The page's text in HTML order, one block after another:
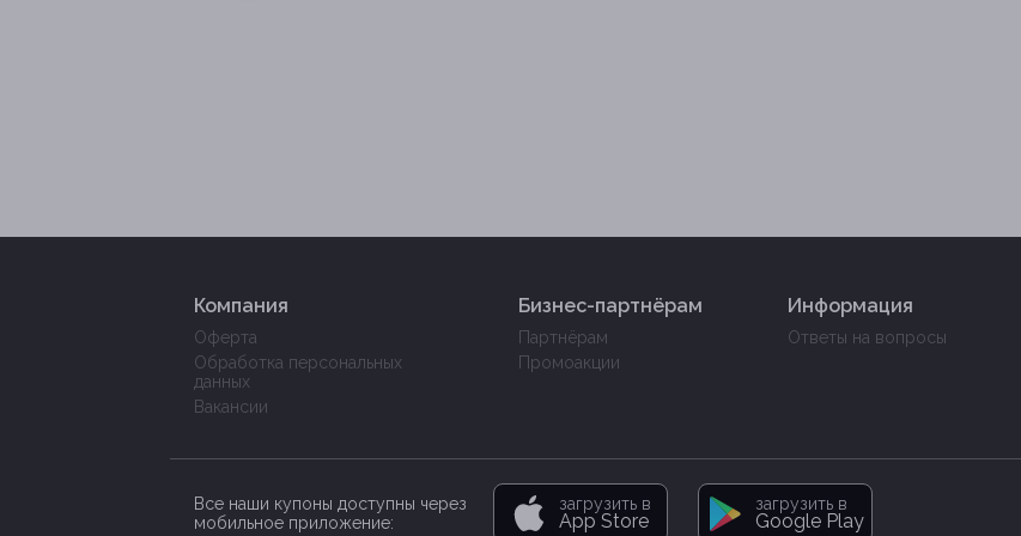
Компания
Оферта
Обработка персональных
данных
Вакансии
Бизнес-партнёрам
Партнёрам
Промоакции
Информация
Ответы на вопросы
Все наши купоны доступны через
мобильное приложение:
загрузить в
App Store
загрузить в
Google Play